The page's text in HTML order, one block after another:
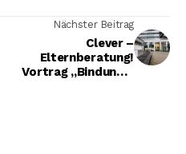
Nächster Beitrag
Clever –
Elternberatung!
Vortrag „Bindung –